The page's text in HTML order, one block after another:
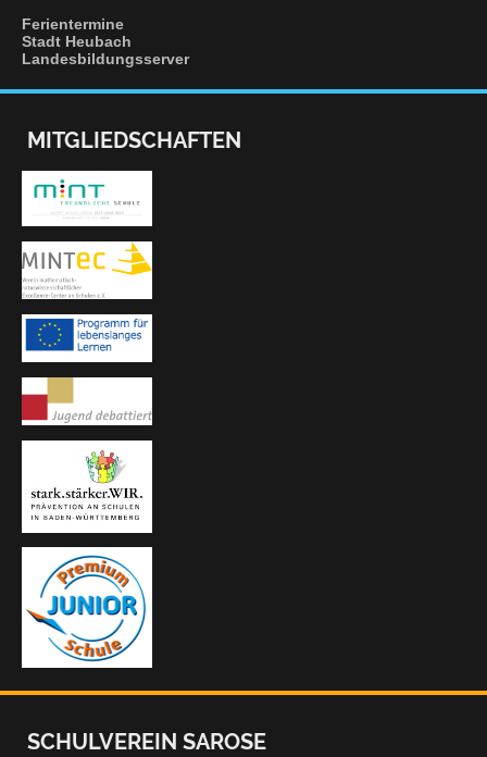
Ferientermine
Stadt Heubach
Landesbildungsserver
MITGLIEDSCHAFTEN
SCHULVEREIN SAROSE